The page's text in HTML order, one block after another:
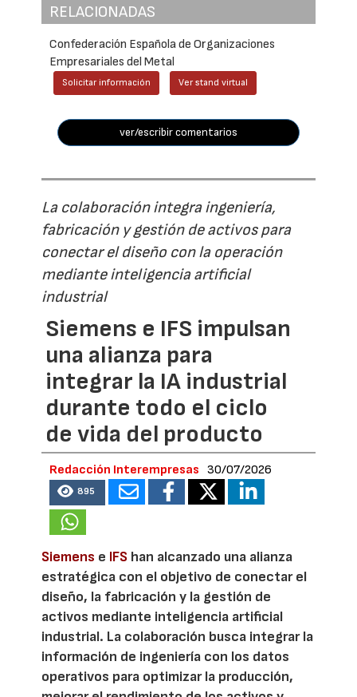
RELACIONADAS
Confederación Española de Organizaciones
Empresariales del Metal
Solicitar información Ver stand virtual
ver/escribir comentarios
La colaboración integra ingeniería,
fabricación y gestión de activos para
conectar el diseño con la operación
mediante inteligencia artificial
industrial
Siemens e IFS impulsan
una alianza para
integrar la IA industrial
durante todo el ciclo
de vida del producto
Redacción Interempresas 30/07/2026
895
Siemens e IFS han alcanzado una alianza
estratégica con el objetivo de conectar el
diseño, la fabricación y la gestión de
activos mediante inteligencia artificial
industrial. La colaboración busca integrar la
información de ingeniería con los datos
operativos para optimizar la producción,